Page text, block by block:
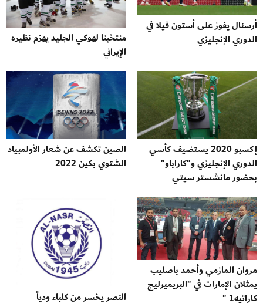
أرسنال يفوز على أستون فيلا في
الدوري الإنجليزي
منتخبنا لهوكي الجليد يهزم نظيره
الإيراني
إكسبو 2020 يستضيف كأسي
الدوري الإنجليزي و"كاراباو"
بحضور مانشستر سيتي
الصين تكشف عن شعار الأولمبياد
الشتوي بكين 2022
مروان المازمي وأحمد باصليب
يمثلان الإمارات في "البريميرليج
كاراتيه1 "
النصر يخسر من كلباء ودياً